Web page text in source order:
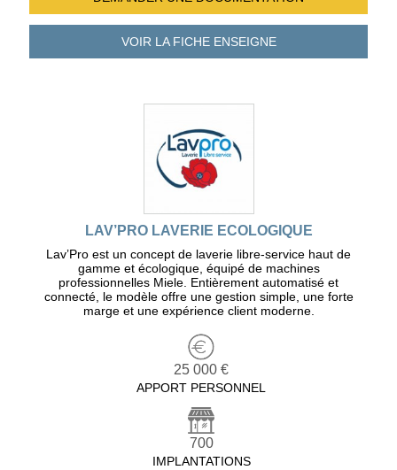
VOIR LA FICHEENSEIGNE
LAV’PRO LAVERIE ECOLOGIQUE
Lav’Pro est un concept de laverie libre-service haut de
gamme et écologique, équipé de machines
professionnelles Miele. Entièrement automatisé et
connecté, le modèle offre une gestion simple, une forte
marge et une expérience client moderne.
25 000 €
APPORT PERSONNEL
700
IMPLANTATIONS